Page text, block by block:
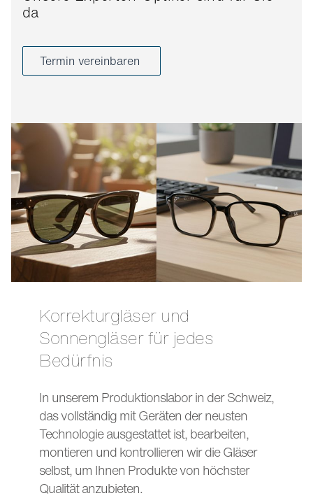
da
Termin vereinbaren
Korrekturgläser und
Sonnengläser für jedes
Bedürfnis
In unserem Produktionslabor in der Schweiz,
das vollständig mit Geräten der neusten
Technologie ausgestattet ist, bearbeiten,
montieren und kontrollieren wir die Gläser
selbst, um Ihnen Produkte von höchster
Qualität anzubieten.